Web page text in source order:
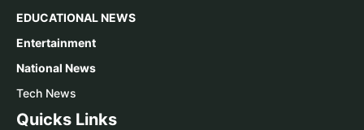
EDUCATIONAL NEWS
Entertainment
National News
Tech News
Quicks Links